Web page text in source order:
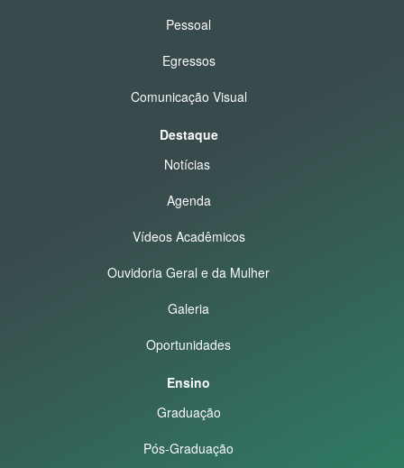
Pessoal
Egressos
Comunicação Visual
Destaque
Notícias
Agenda
Vídeos Acadêmicos
Ouvidoria Geral e da Mulher
Galeria
Oportunidades
Ensino
Graduação
Pós-Graduação